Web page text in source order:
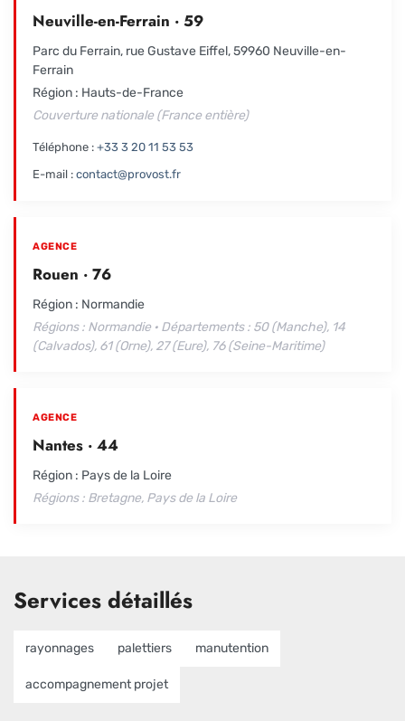
Neuville-en-Ferrain · 59
Parc du Ferrain, rue Gustave Eiffel, 59960 Neuville-en-
Ferrain
Région : Hauts-de-France
Couverture nationale (France entière)
Téléphone : +33 3 20 11 53 53
E-mail : contact@provost.fr
AGENCE
Rouen · 76
Région : Normandie
Régions : Normandie · Départements : 50 (Manche), 14
(Calvados), 61 (Orne), 27 (Eure), 76 (Seine-Maritime)
AGENCE
Nantes · 44
Région : Pays de la Loire
Régions : Bretagne, Pays de la Loire
Services détaillés
rayonnages palettiers manutention
accompagnement projet